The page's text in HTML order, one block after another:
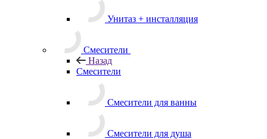
Унитаз + инсталляция
Смесители
Назад
Смесители
Смесители для ванны
Смесители для душа